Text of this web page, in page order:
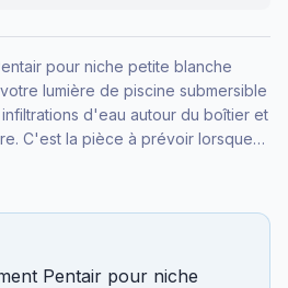
pour niche petite blanche
lumière de piscine submersible
d'eau autour du boîtier et
C'est la pièce à prévoir lorsque
Pentair pour niche